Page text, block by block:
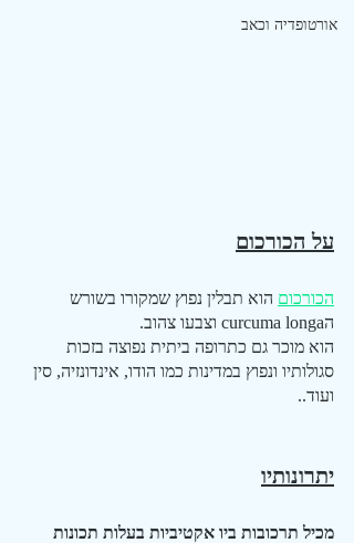
אורטופדיה וכאב
על הכורכום
הכורכום הוא תבלין נפוץ שמקורו בשורש
הcurcuma longa וצבעו צהוב.
הוא מוכר גם כתרופה ביתית נפוצה בזכות
סגולותיו ונפוץ במדינות כמו הודו, אינדונזיה, סין
ועוד..
יתרונותיו
מכיל תרכובות ביו אקטיביות בעלות תכונות